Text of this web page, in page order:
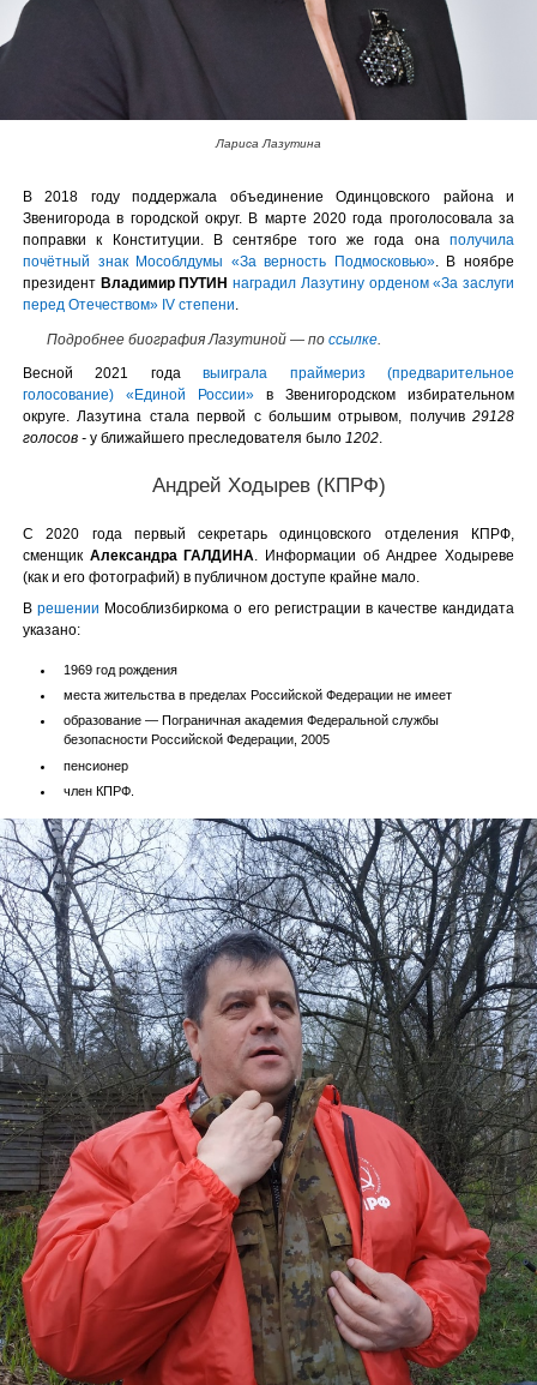
Лариса Лазутина
В 2018 году поддержала объединение Одинцовского района и
Звенигорода в городской округ. В марте 2020 года проголосовала за
поправки к Конституции. В сентябре того же года она получила
почётный знак Мособлдумы «За верность Подмосковью». В ноябре
президент Владимир ПУТИН наградил Лазутину орденом «За заслуги
перед Отечеством» IV степени.
Подробнее биография Лазутиной — по ссылке
Весной 2021 годавыиграла праймериз (предварительное
голосование) «Единой России» в Звенигородском избирательном
округе. Лазутина стала первой с большим отрывом, получив 29128
голосов - у ближайшего преследователя было 1202.
Андрей Ходырев (КПРФ)
С 2020 года первый секретарь одинцовского отделения КПРФ,
сменщик Александра ГАЛДИНА . Информации об Андрее Ходыреве
(как и его фотографий) в публичном доступе крайне мало.
Врешении Мособлизбиркома о его регистрации в качестве кандидата
указано:
1969 год рождения
места жительства в пределах Российской Федерации не имеет
образование — Пограничная академия Федеральной службы
безопасности Российской Федерации, 2005
пенсионер
член КПРФ.